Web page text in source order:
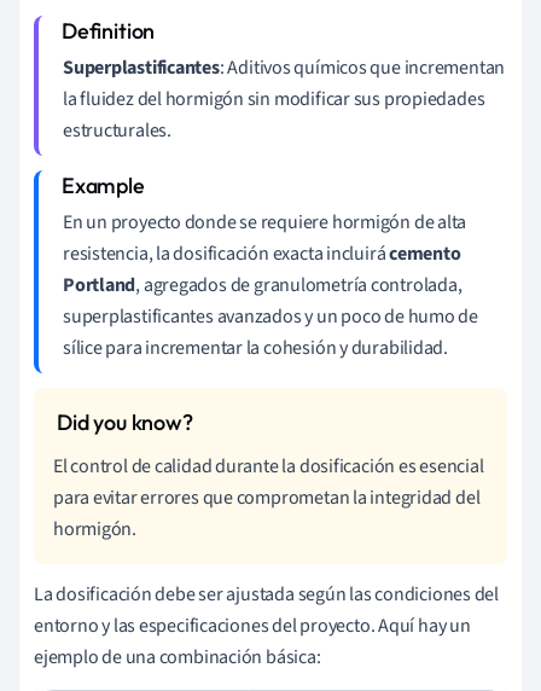
Superplastificantes: Aditivos químicos que incrementan
la fluidez del hormigón sin modificar sus propiedades
estructurales.
En un proyecto donde se requiere hormigón de alta
resistencia, la dosificación exacta incluirácemento
Portland, agregados de granulometría controlada,
superplastificantes avanzados y un poco de humo de
sílice para incrementar la cohesión y durabilidad.
El control de calidad durante la dosificación es esencial
para evitar errores que comprometan la integridad del
hormigón.
La dosificación debe ser ajustada según las condiciones del
entorno y las especificaciones del proyecto. Aquí hay un
ejemplo de una combinación básica: